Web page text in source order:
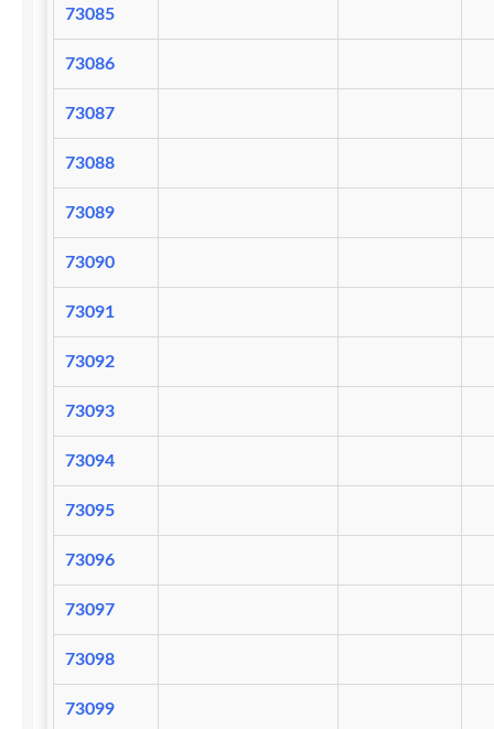
73085
73086
73087
73088
73089
73090
73091
73092
73093
73094
73095
73096
73097
73098
73099